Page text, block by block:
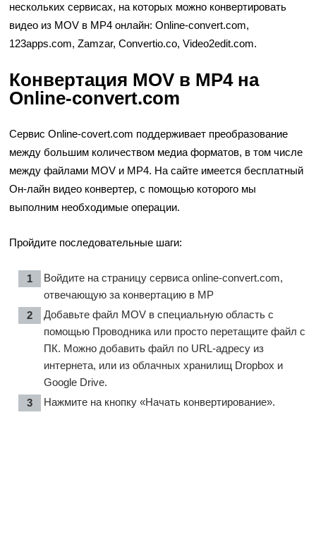
нескольких сервисах, на которых можно конвертировать
видео из MOV в MP4 онлайн: Online-convert.com,
123apps.com, Zamzar, Convertio.co, Video2edit.com.
Конвертация MOV в MP4 на
Online-convert.com
Сервис Online-covert.com поддерживает преобразование
между большим количеством медиа форматов, в том числе
между файлами MOV и MP4. На сайте имеется бесплатный
Он-лайн видео конвертер, с помощью которого мы
выполним необходимые операции.
Пройдите последовательные шаги:
Войдите на страницу сервиса online-convert.com,
отвечающую за конвертацию в MP
Добавьте файл MOV в специальную область с
помощью Проводника или просто перетащите файл с
ПК. Можно добавить файл по URL-адресу из
интернета, или из облачных хранилищ Dropbox и
Google Drive.
Нажмите на кнопку «Начать конвертирование».